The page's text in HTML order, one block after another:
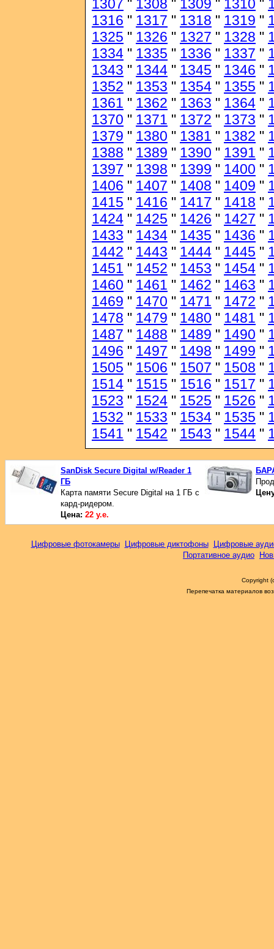
1307 " 1308 " 1309 " 1310 "
1316 " 1317 " 1318 " 1319 "
1325 " 1326 " 1327 " 1328 "
1334 " 1335 " 1336 " 1337 "
1343 " 1344 " 1345 " 1346 "
1352 " 1353 " 1354 " 1355 "
1361 " 1362 " 1363 " 1364 "
1370 " 1371 " 1372 " 1373 "
1379 " 1380 " 1381 " 1382 "
1388 " 1389 " 1390 " 1391 "
1397 " 1398 " 1399 " 1400 "
1406 " 1407 " 1408 " 1409 "
1415 " 1416 " 1417 " 1418 "
1424 " 1425 " 1426 " 1427 "
1433 " 1434 " 1435 " 1436 "
1442 " 1443 " 1444 " 1445 "
1451 " 1452 " 1453 " 1454 "
1460 " 1461 " 1462 " 1463 "
1469 " 1470 " 1471 " 1472 "
1478 " 1479 " 1480 " 1481 "
1487 " 1488 " 1489 " 1490 "
1496 " 1497 " 1498 " 1499 "
1505 " 1506 " 1507 " 1508 "
1514 " 1515 " 1516 " 1517 "
1523 " 1524 " 1525 " 1526 "
1532 " 1533 " 1534 " 1535 "
1541 " 1542 " 1543 " 1544 "
SanDisk Secure Digital w/Reader 1
ГБ
Карта памяти Secure Digital на 1 ГБ с
кард-ридером.
Цена: 22 у.е.
Цифровые фотокамеры Цифровые диктофоны
Цифровые
Портативное аудио
Copyright
Перепечатка материалов